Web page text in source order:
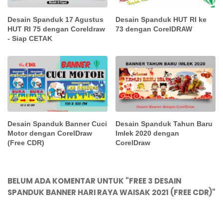
Desain Spanduk 17 Agustus
HUT RI 75 dengan Coreldraw
- Siap CETAK
Desain Spanduk HUT RI ke
73 dengan CorelDRAW
Desain Spanduk Banner Cuci
Motor dengan CorelDraw
(Free CDR)
Desain Spanduk Tahun Baru
Imlek 2020 dengan
CorelDraw
BELUM ADA KOMENTAR UNTUK "FREE 3 DESAIN
SPANDUK BANNER HARI RAYA WAISAK 2021 (FREE CDR)"